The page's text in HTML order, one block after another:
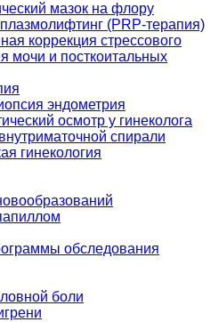
мазок на флору
(PRP-терапия)
коррекция стрессового
мочи и посткоитальных
эндометрия
осмотр у гинеколога
спирали
гинекология
обследования
боли